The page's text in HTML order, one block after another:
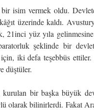
isim vermek oldu.
üzerinde kaldı.
21inci yüz yıla
şeklinde bir
iki defa teşebbüs
düştüler.
kurulan bir başka büyük
olarak bilinirlerdi. Fakat